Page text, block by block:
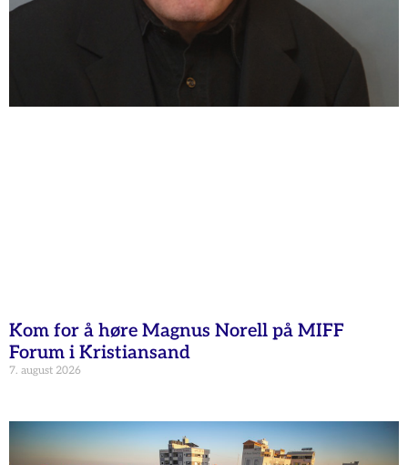
Kom for å høre Magnus Norell på MIFF
Forum i Kristiansand
7. august 2026